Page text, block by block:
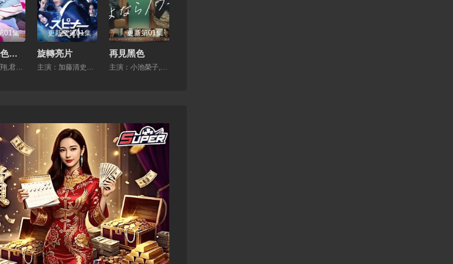
01集
不喜歡色色的我嗎？
主演：阪井翔,君澤悠希
更新至第01集
旋轉亮片
主演：加藤清史郎,萩原護,奧野壯,高橋侃,伊藤明日陽,桃兒,吉澤要人,駿河太郎,南琴奈,吉田晴登,仲野溫,吉村界人
更新第01集
再見黑色
主演：小池榮子,北香那,岡山天音,戶田惠子,渡部篤郎